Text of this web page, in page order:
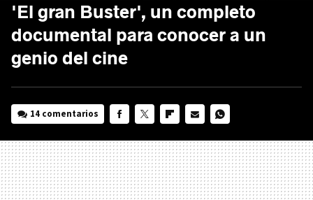
'El gran Buster', un completo
documental para conocer a un
genio del cine
14 comentarios
MAIL